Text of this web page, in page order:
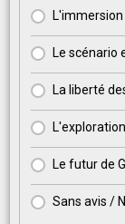
Le scénario
La liberté
Le futur de
Sans avis /